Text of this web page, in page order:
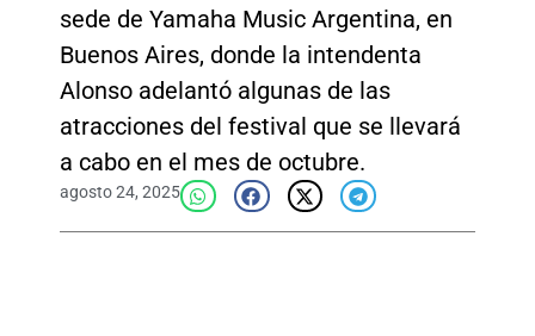
sede de Yamaha Music Argentina, en
Buenos Aires, donde la intendenta
Alonso adelantó algunas de las
atracciones del festival que se llevará
a cabo en el mes de octubre.
agosto 24, 2025